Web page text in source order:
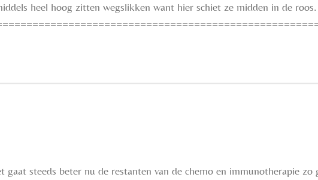
heel hoog zitten wegslikken want hier schiet ze midden in de roos.
steeds beter nu de restanten van de chemo en immunotherapie zo